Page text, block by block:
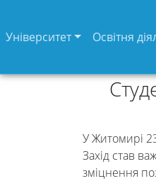
Університет Освітня
У Житомирі
Захід став
зміцнення